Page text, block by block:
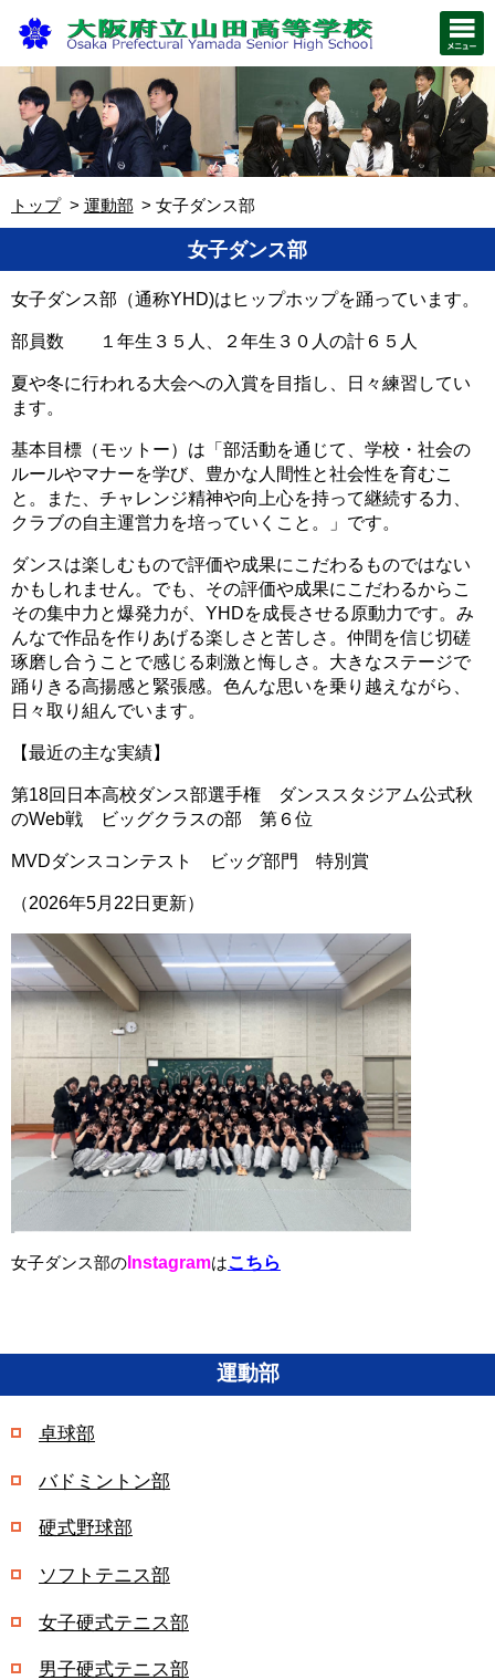
トップ 運動部 女子ダンス部
女子ダンス部
女子ダンス部（通称YHD)はヒップホップを踊っています。
部員数 １年生３５人、２年生３０人の計６５人
夏や冬に行われる大会への入賞を目指し、日々練習してい
ます。
基本目標（モットー）は「部活動を通じて、学校・社会の
ルールやマナーを学び、豊かな人間性と社会性を育むこ
と。また、チャレンジ精神や向上心を持って継続する力、
クラブの自主運営力を培っていくこと。」です。
ダンスは楽しむもので評価や成果にこだわるものではない
かもしれません。でも、その評価や成果にこだわるからこ
その集中力と爆発力が、YHDを成長させる原動力です。み
んなで作品を作りあげる楽しさと苦しさ。仲間を信じ切磋
琢磨し合うことで感じる刺激と悔しさ。大きなステージで
踊りきる高揚感と緊張感。色んな思いを乗り越えながら、
日々取り組んでいます。
【最近の主な実績】
第18回日本高校ダンス部選手権 ダンススタジアム公式秋
のWeb戦 ビッグクラスの部 第６位
MVDダンスコンテスト ビッグ部門 特別賞
（2026年5月22日更新）
女子ダンス部の Instagramはこちら
運動部
卓球部
バドミントン部
硬式野球部
ソフトテニス部
女子硬式テニス部
男子硬式テニス部